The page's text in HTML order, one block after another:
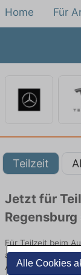
Alle Cookies
Home Für
Teilzeit
Jetzt für
Für Teilzeit beim
aktuellsten
Arbeitgebern und